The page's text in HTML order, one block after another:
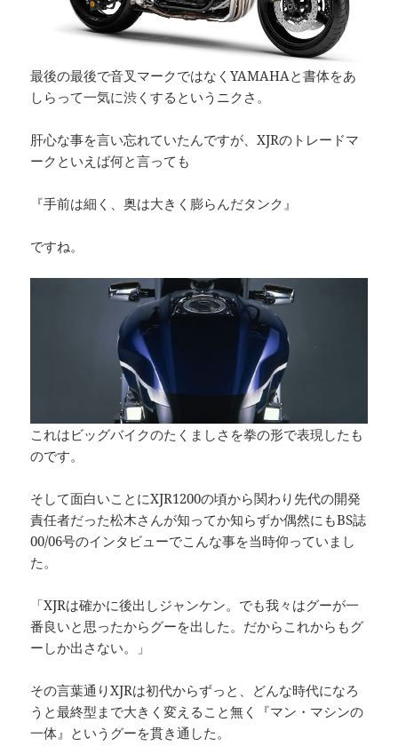
最後の最後で音叉マークではなくYAMAHAと書体をあ
しらって一気に渋くするというニクさ。
肝心な事を言い忘れていたんですが、XJRのトレードマ
ークといえば何と言っても
『手前は細く、奥は大きく膨らんだタンク』
ですね。
これはビッグバイクのたくましさを拳の形で表現したも
のです。
そして面白いことにXJR1200の頃から関わり先代の開発
責任者だった松木さんが知ってか知らずか偶然にもBS誌
00/06号のインタビューでこんな事を当時仰っていまし
た。
「XJRは確かに後出しジャンケン。でも我々はグーが一
番良いと思ったからグーを出した。だからこれからもグ
ーしか出さない。」
その言葉通りXJRは初代からずっと、どんな時代になろ
うと最終型まで大きく変えること無く『マン・マシンの
一体』というグーを貫き通した。